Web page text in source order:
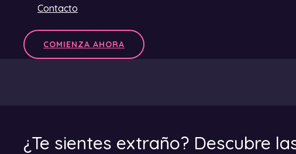
Contacto
COMIENZA AHORA
¿Te sientes extraño? Descubre